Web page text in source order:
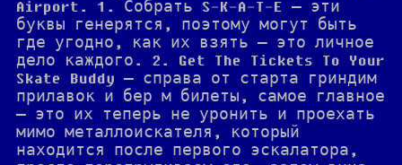
Airport. 1. Собрать S-K-A-T-E — эти
буквы генерятся, поэтому могут быть
где угодно, как их взять — это личное
дело каждого. 2. Get The Tickets To Your
Skate Buddy — справа от старта гриндим
прилавок и бер м билеты, самое главное
— это их теперь не уронить и проехать
мимо металлоискателя, который
находится после первого эскалатора,